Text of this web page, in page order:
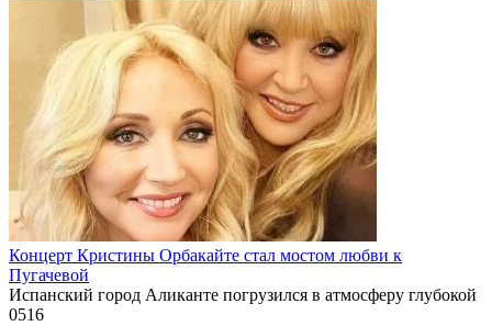
Концерт Кристины Орбакайте стал мостом любви к
Пугачевой
Испанский город Аликанте погрузился в атмосферу глубокой
0516